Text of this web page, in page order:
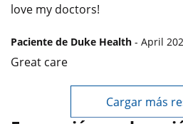
love my doctors!
Paciente de Duke Health - April
Great care
Cargar más